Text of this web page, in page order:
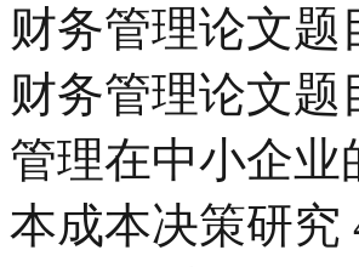
财务管理论文
财务管理论文
管理在中小企业
本成本决策研究